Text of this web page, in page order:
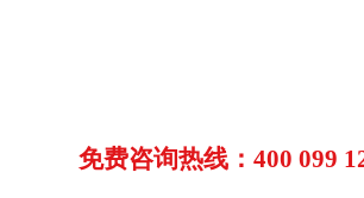
免费咨询热线：400 099